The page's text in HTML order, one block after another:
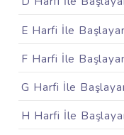
E Harfi İle
F Harfi İle
G Harfi İle
H Harfi İle